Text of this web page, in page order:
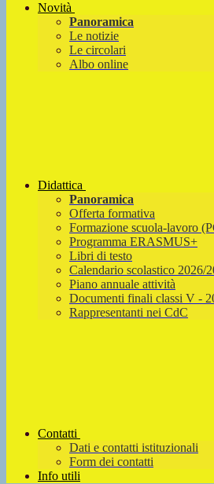
Novità
Panoramica
Le notizie
Le circolari
Albo online
Didattica
Panoramica
Offerta formativa
Formazione scuola-lavoro
Programma ERASMUS+
Libri di testo
Calendario scolastico 2026/
Piano annuale attività
Documenti finali classi V -
Rappresentanti nei CdC
Contatti
Dati e contatti istituzionali
Form dei contatti
Info utili